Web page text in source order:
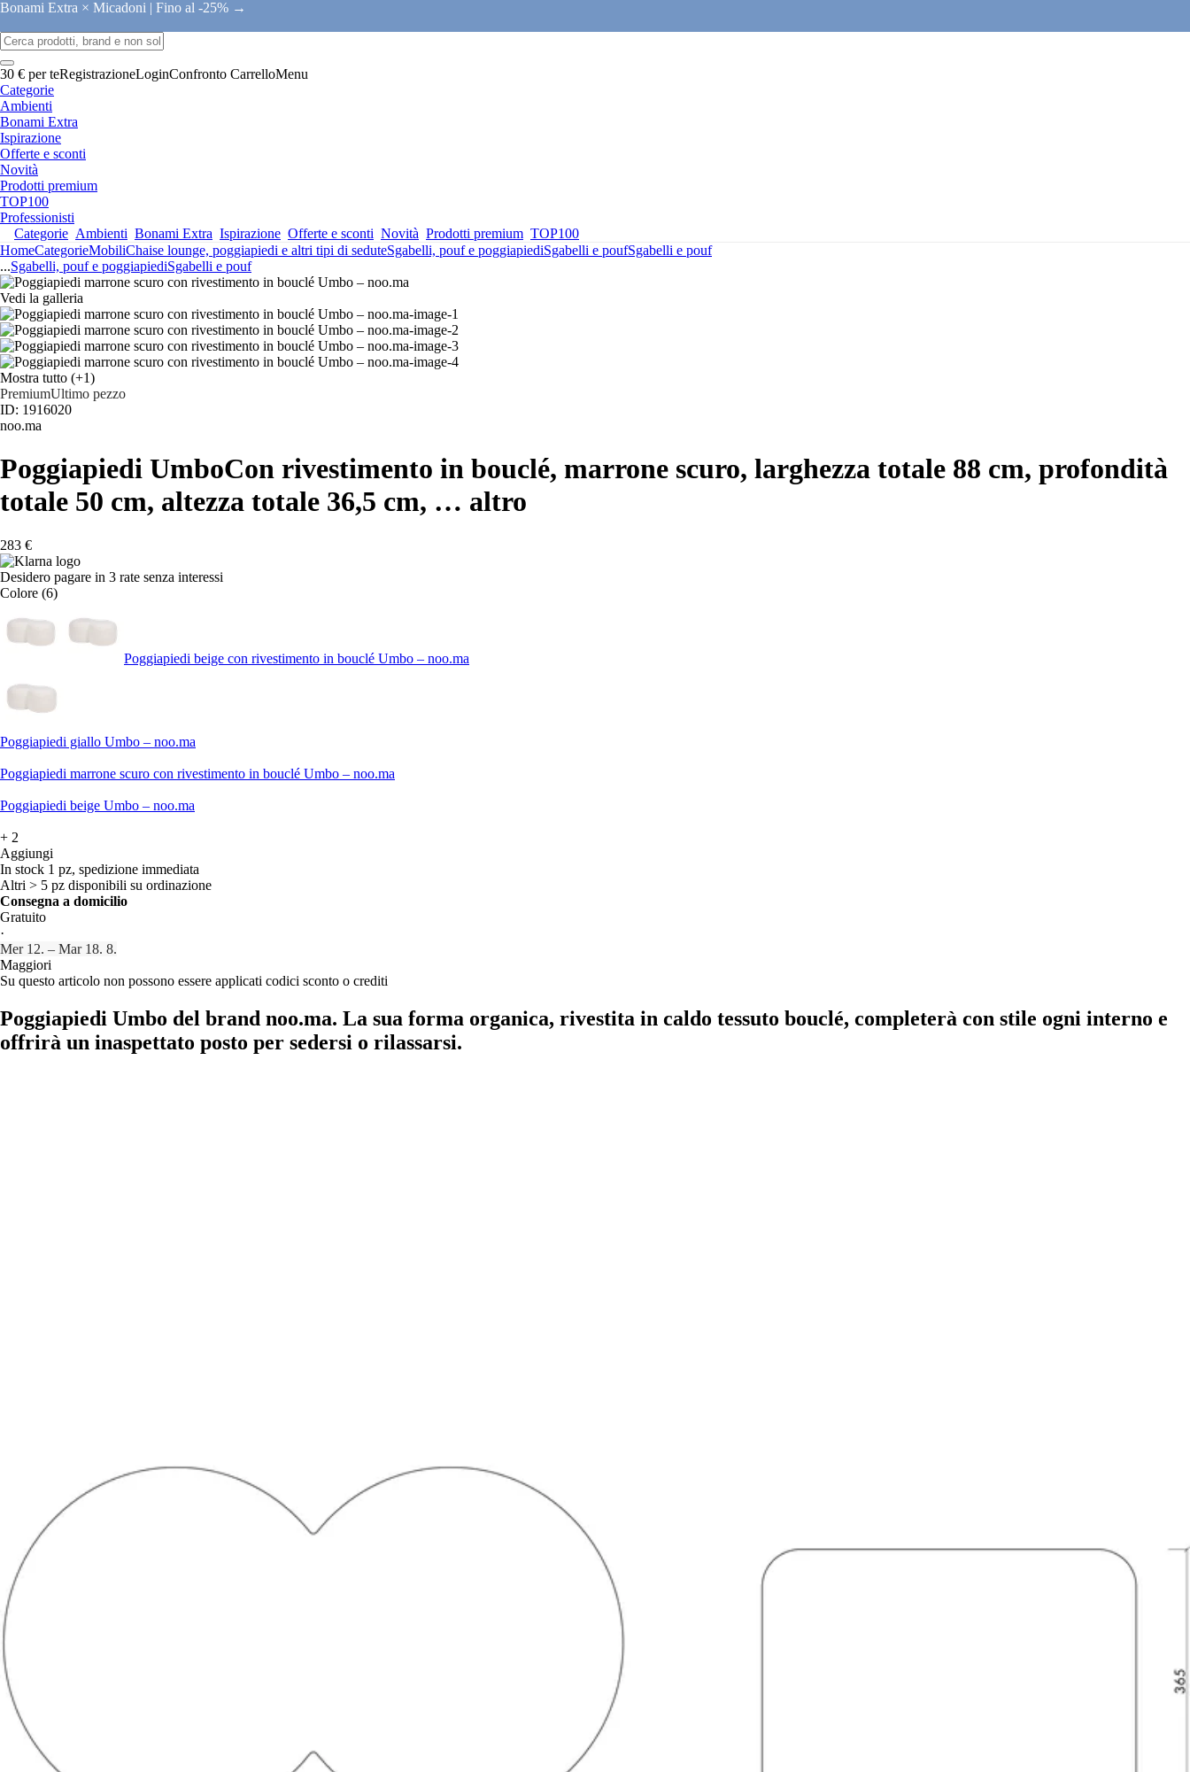
Bonami Extra × Micadoni | Fino al -25% →
30 € per teRegistrazioneLoginConfronto CarrelloMenu
Categorie
Ambienti
Bonami Extra
Ispirazione
Offerte e sconti
Novità
Prodotti premium
TOP100
Professionisti
Categorie Ambienti Bonami Extra Ispirazione Offerte e sconti Novità Prodotti premium TOP100
HomeCategorieMobiliChaise lounge, poggiapiedi e altri tipi di seduteSgabelli, pouf e poggiapiediSgabelli e poufSgabelli e pouf
...Sgabelli, pouf e poggiapiediSgabelli e pouf
Vedi la galleria
Mostra tutto (+1)
PremiumUltimo pezzo
ID: 1916020
noo.ma
Poggiapiedi UmboCon rivestimento in bouclé, marrone scuro, larghezza totale 88 cm, profondità
totale 50 cm, altezza totale 36,5 cm, … altro
283 €
Desidero pagare in 3 rate senza interessi
Colore (6)
Poggiapiedi beige con rivestimento in bouclé Umbo – noo.ma
Poggiapiedi giallo Umbo – noo.ma
Poggiapiedi marrone scuro con rivestimento in bouclé Umbo – noo.ma
Poggiapiedi beige Umbo – noo.ma
+ 2
Aggiungi
In stock 1 pz, spedizione immediata
Altri > 5 pz disponibili su ordinazione
Consegna a domicilio
Gratuito
·
Mer 12. – Mar 18. 8.
Maggiori
Su questo articolo non possono essere applicati codici sconto o crediti
Poggiapiedi Umbo del brand noo.ma. La sua forma organica, rivestita in caldo tessuto bouclé, completerà con stile ogni interno e
offrirà un inaspettato posto per sedersi o rilassarsi.